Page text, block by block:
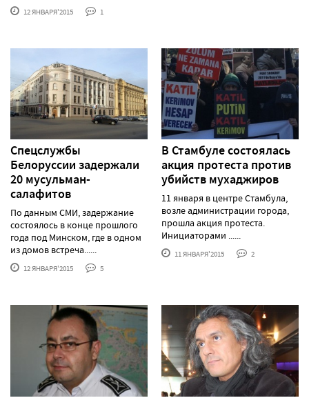
12 ЯНВАРЯ'2015 1
Спецслужбы
Белоруссии задержали
20 мусульман-
салафитов
По данным СМИ, задержание
состоялось в конце прошлого
года под Минском, где в одном
из домов встреча......
12 ЯНВАРЯ'2015 5
В Стамбуле состоялась
акция протеста против
убийств мухаджиров
11 января в центре Стамбула,
возле администрации города,
прошла акция протеста.
Инициаторами ......
11 ЯНВАРЯ'2015 2